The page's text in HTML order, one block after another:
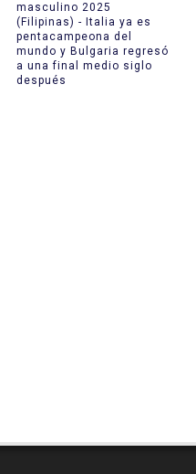
masculino 2025
(Filipinas) - Italia ya es
pentacampeona del
mundo y Bulgaria regresó
a una final medio siglo
después